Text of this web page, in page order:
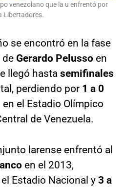
venezolano que la u enfrentó por
Libertadores.
se encontró en la fase
de Gerardo Pelusso en
llegó hasta semifinales
perdiendo por 1 a 0
en el Estadio Olímpico
de Venezuela.
larense enfrentó al
en el 2013,
Estadio Nacional y 3 a